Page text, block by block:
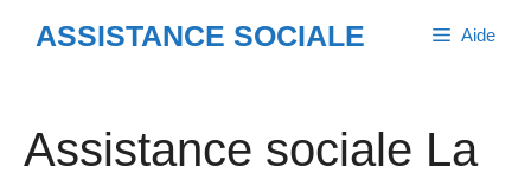
ASSISTANCE SOCIALE Aide
Assistance sociale La